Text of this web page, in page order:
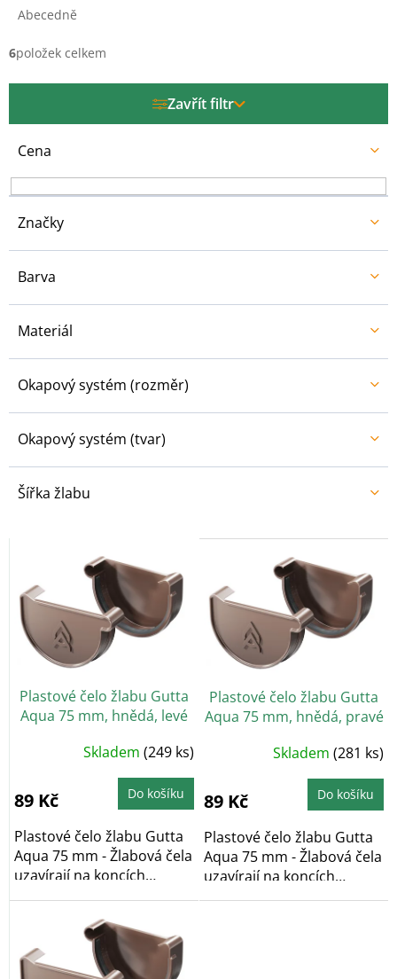
í
k
t
Abecedně
6položek celkem
Zavřít filtr
Cena
Značky
Barva
Materiál
Okapový systém (rozměr)
Okapový systém (tvar)
Šířka žlabu
V
Plastové čelo žlabu Gutta
Aqua 75 mm, hnědá, levé
Skladem (249 ks)
89 Kč Do košíku
Plastové čelo žlabu Gutta
Aqua 75 mm - Žlabová čela
uzavírají na koncích
Plastové čelo žlabu Gutta
Aqua 75 mm, hnědá, pravé
Skladem (281 ks)
89 Kč Do košíku
Plastové čelo žlabu Gutta
Aqua 75 mm - Žlabová čela
uzavírají na koncích
okapové žlaby...